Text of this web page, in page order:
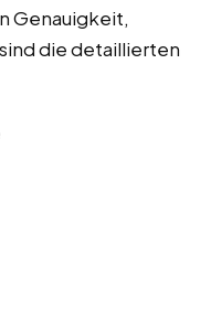
Genauigkeit,
die detaillierten